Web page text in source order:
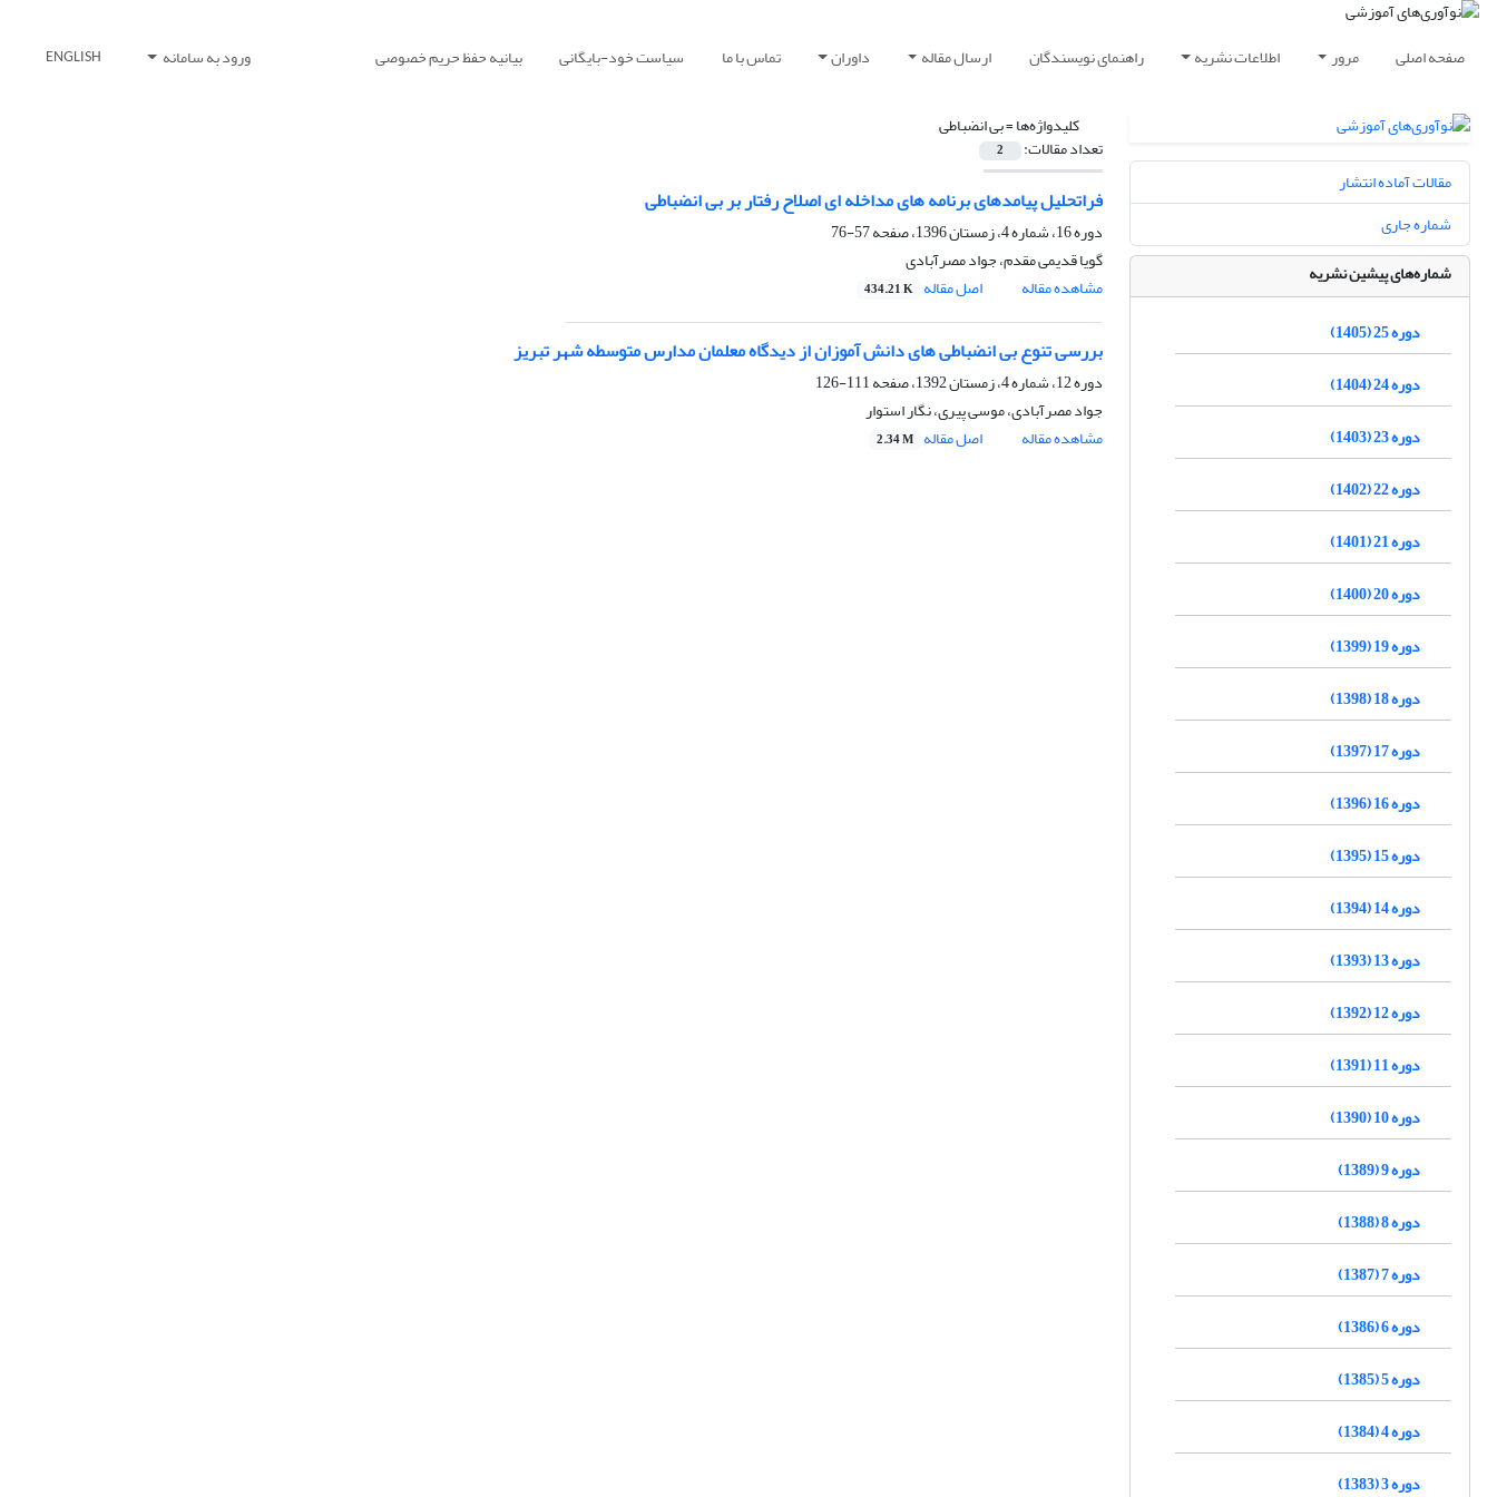
صفحه اصلی مرور اطلاعات نشریه راهنمای نویسندگان ارسال مقاله داوران تماس با ما سیاست خود-بایگانی بیانیه حفظ حریم خصوصی ورود به سامانه ENGLISH
کلیدواژه‌ها =بی انضباطی
تعداد مقالات: 2
فراتحلیل پیامدهای برنامه های مداخله ای اصلاح رفتار بر بی انضباطی
دوره 16، شماره 4، زمستان 1396، صفحه
57-76
گویا قدیمی مقدم، جواد مصرآبادی
مشاهده مقاله
اصل مقاله 434.21 K
بررسی تنوع بی انضباطی های دانش آموزان از دیدگاه معلمان مدارس متوسطه شهر تبریز
دوره 12، شماره 4، زمستان 1392، صفحه
111-126
جواد مصرآبادی، موسی پیری، نگار استوار
مشاهده مقاله
اصل مقاله 2.34 M
مقالات آماده انتشار
شماره جاری
شماره‌های پیشین نشریه
دوره 25 (1405)
دوره 24 (1404)
دوره 23 (1403)
دوره 22 (1402)
دوره 21 (1401)
دوره 20 (1400)
دوره 19 (1399)
دوره 18 (1398)
دوره 17 (1397)
دوره 16 (1396)
دوره 15 (1395)
دوره 14 (1394)
دوره 13 (1393)
دوره 12 (1392)
دوره 11 (1391)
دوره 10 (1390)
دوره 9 (1389)
دوره 8 (1388)
دوره 7 (1387)
دوره 6 (1386)
دوره 5 (1385)
دوره 4 (1384)
دوره 3 (1383)